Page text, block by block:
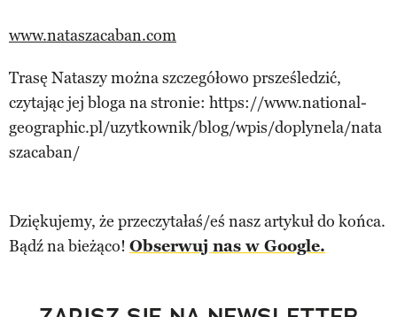
www.nataszacaban.com
Trasę Nataszy można szczegółowo prsześledzić,
czytając jej bloga na stronie: https://www.national-
geographic.pl/uzytkownik/blog/wpis/doplynela/nata
szacaban/
Dziękujemy, że przeczytałaś/eś nasz artykuł do końca.
Bądź na bieżąco! Obserwuj nas w Google.